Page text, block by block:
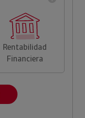
Rentabilidad
Financiera